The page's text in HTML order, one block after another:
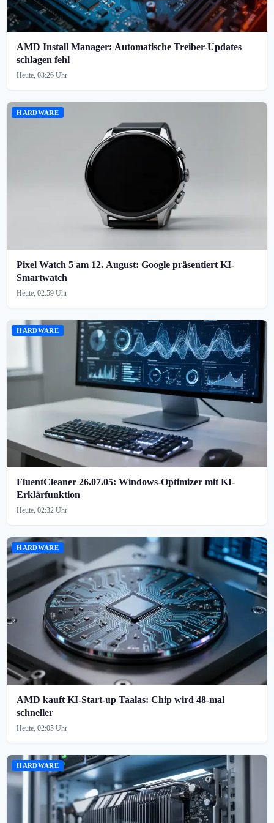
AMD Install Manager: Automatische Treiber-Updates
schlagen fehl
Heute, 03:26 Uhr
HARDWARE
Pixel Watch 5 am 12. August: Google präsentiert KI-
Smartwatch
Heute, 02:59 Uhr
HARDWARE
FluentCleaner 26.07.05: Windows-Optimizer mit KI-
Erklärfunktion
Heute, 02:32 Uhr
HARDWARE
AMD kauft KI-Start-up Taalas: Chip wird 48-mal
schneller
Heute, 02:05 Uhr
HARDWARE